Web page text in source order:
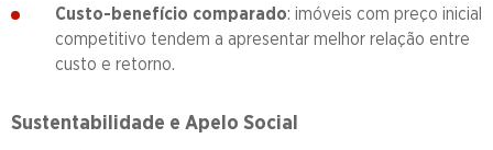
Custo-benefício comparado: imóveis com preço inicial
competitivo tendem a apresentar melhor relação entre
custo e retorno.
Sustentabilidade e Apelo Social